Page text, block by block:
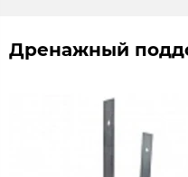
Дренажный